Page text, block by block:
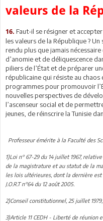
valeurs de la
16. Faut-il se résigner et
les valeurs de la République ?
rendu plus que jamais
d’anomie et de déliquescence
piliers de l’État et de préparer
républicaine qui résiste au
programmes pour promouvoir
nouvelles perspectives de
l’ascenseur social et de
jeunes, de réinscrire la Tunisie
Professeur émérite à la Faculté des
1)Loi n° 67-29 du 14 juillet 1967,
de la magistrature et au statut de la
les lois ultérieures, dont la dernière
J.O.R.T n°64 du 12 août 2005.
2)Conseil constitutionnel, 25 juillet 1979,
3)Article 11 CEDH - Liberté de réunion